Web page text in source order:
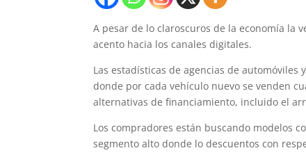
A pesar de lo claroscuros de la economía la
acento hacia los canales digitales.
Las estadísticas de agencias de
donde por cada vehículo nuevo se venden
alternativas de financiamiento, incluido el
Los compradores están buscando modelos
segmento alto donde lo descuentos con